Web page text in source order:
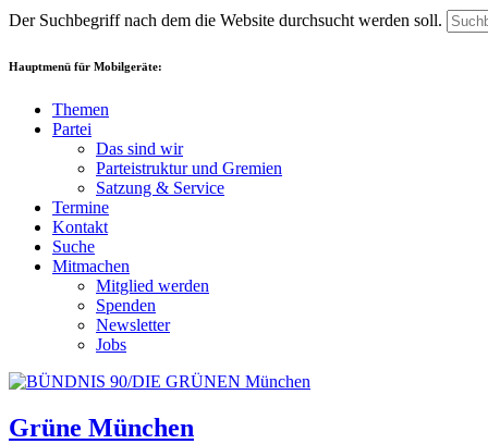
Der Suchbegriff nach dem die Website durchsucht werden soll.
Hauptmenü für Mobilgeräte:
Themen
Partei
Das sind wir
Parteistruktur und Gremien
Satzung & Service
Termine
Kontakt
Suche
Mitmachen
Mitglied werden
Spenden
Newsletter
Jobs
Grüne München